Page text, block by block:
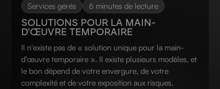
Services gérés 6 minutes de lecture
SOLUTIONS POUR LA MAIN-
D'ŒUVRE TEMPORAIRE
Il n'existe pas de « solution unique pour la main-
d'œuvre temporaire ». Il existe plusieurs modèles, et
le bon dépend de votre envergure, de votre
complexité et de votre exposition aux risques.